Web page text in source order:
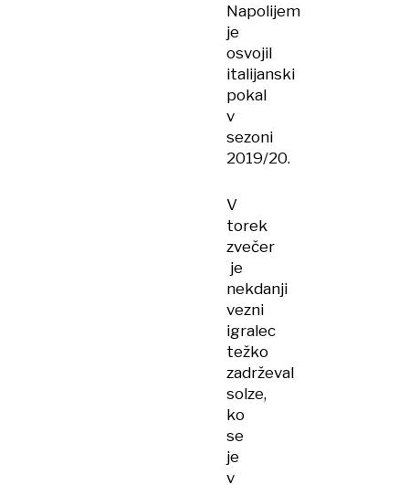
Napolijem
je
osvojil
italijanski
pokal
v
sezoni
2019/20.
V
torek
zvečer
je
nekdanji
vezni
igralec
težko
zadrževal
solze,
ko
se
je
v